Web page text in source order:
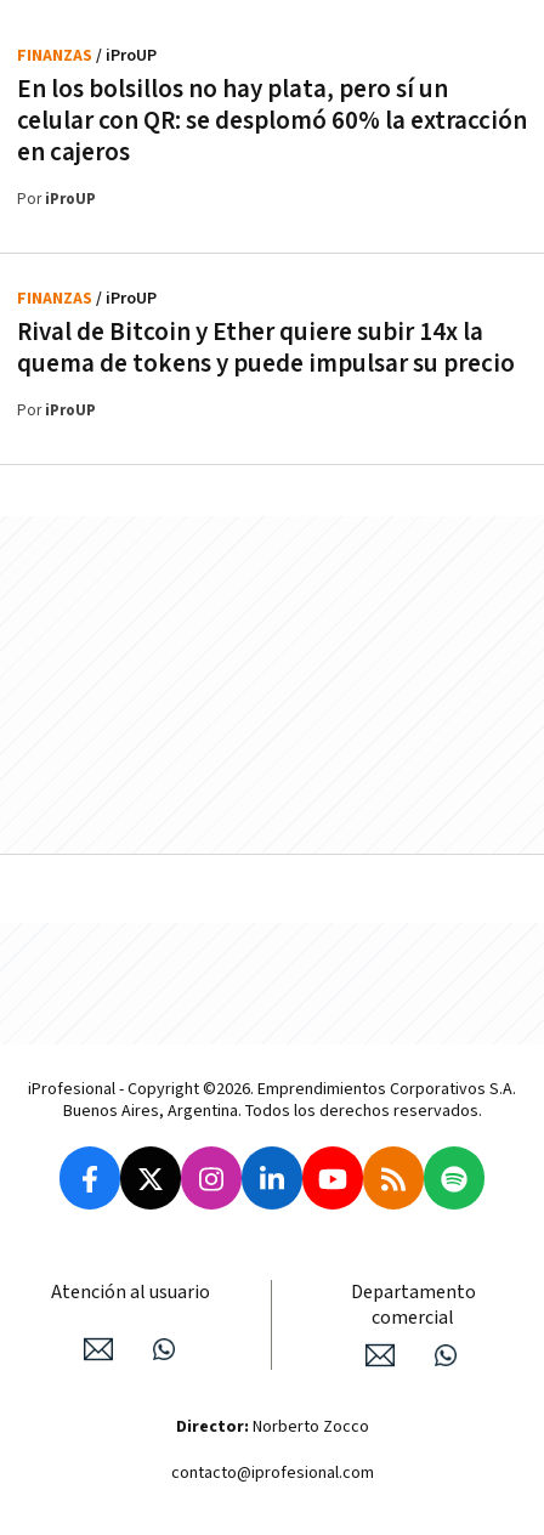
En los bolsillos no hay plata, pero sí un
celular con QR: se desplomó 60% la extracción
en cajeros
FINANZAS / iProUP
PoriProUP
Rival de Bitcoin y Ether quiere subir 14x la
quema de tokens y puede impulsar su precio
FINANZAS / iProUP
PoriProUP
iProfesional - Copyright ©2026. Emprendimientos Corporativos S.A.
Buenos Aires, Argentina. Todos los derechos reservados.
Atención al usuario
Departamento
comercial
Director: Norberto Zocco
contacto@iprofesional.com